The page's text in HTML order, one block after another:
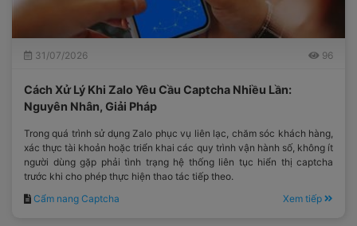
31/07/2026 96
Cách Xử Lý Khi Zalo Yêu Cầu Captcha Nhiều Lần:
Nguyên Nhân, Giải Pháp
Trong quá trình sử dụng Zalo phục vụ liên lạc, chăm sóc khách hàng,
xác thực tài khoản hoặc triển khai các quy trình vận hành số, không ít
người dùng gặp phải tình trạng hệ thống liên tục hiển thị captcha
trước khi cho phép thực hiện thao tác tiếp theo.
Cẩm nang Captcha
Xem tiếp